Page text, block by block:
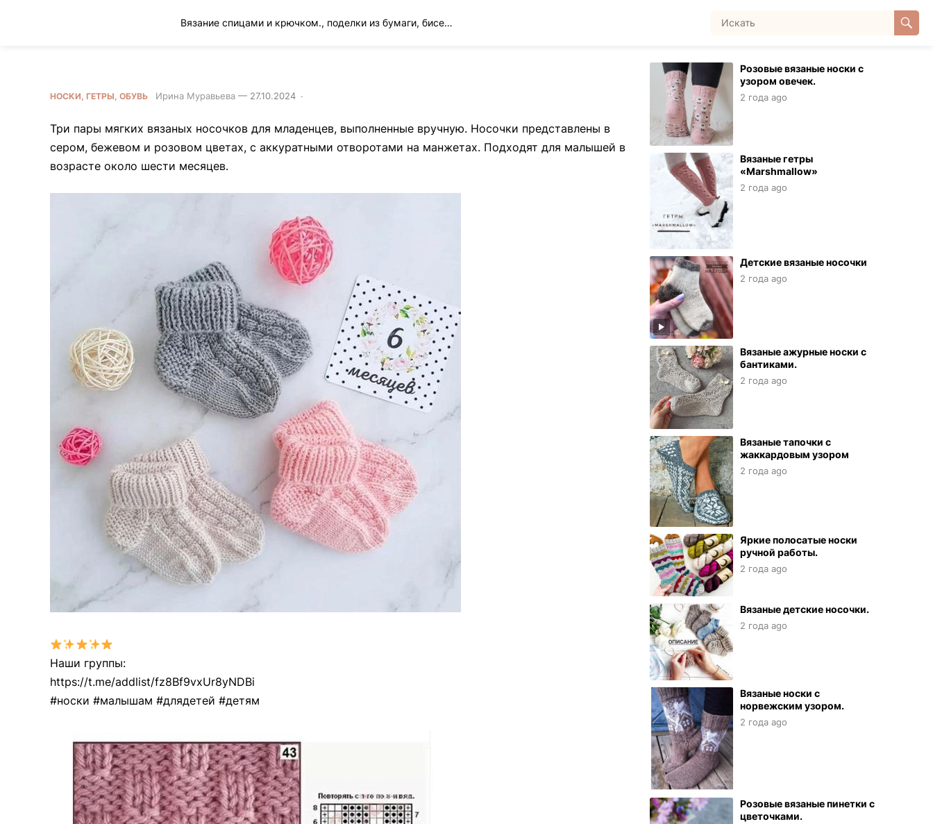
Вязание спицами и крючком., поделки из бумаги, бисера и многое другое
НОСКИ, ГЕТРЫ, ОБУВЬ Ирина Муравьева — 27.10.2024 ·
Три пары мягких вязаных носочков для младенцев, выполненные вручную. Носочки представлены в
сером, бежевом и розовом цветах, с аккуратными отворотами на манжетах. Подходят для малышей в
возрасте около шести месяцев.
Наши группы:
https://t.me/addlist/fz8Bf9vxUr8yNDBi
#носки #малышам #длядетей #детям
Розовые вязаные носки с
узором овечек.
2 года ago
Вязаные гетры
«Marshmallow»
2 года ago
Детские вязаные носочки
2 года ago
Вязаные ажурные носки с
бантиками.
2 года ago
Вязаные тапочки с
жаккардовым узором
2 года ago
Яркие полосатые носки
ручной работы.
2 года ago
Вязаные детские носочки.
2 года ago
Вязаные носки с
норвежским узором.
2 года ago
Розовые вязаные пинетки с
цветочками.